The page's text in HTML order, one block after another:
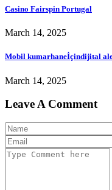
Casino Fairspin Portugal
March 14, 2025
Mobil kumarhaneİçindijital
March 14, 2025
Leave A Comment